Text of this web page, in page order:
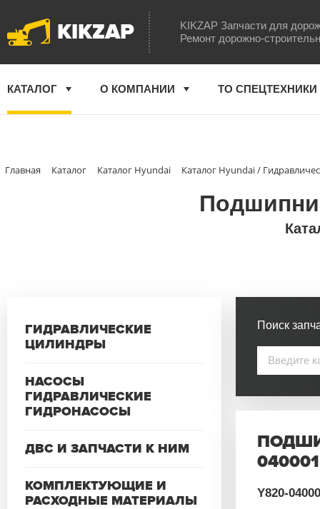
KIKZAP
KIKZAP Запчасти для
Ремонт дорожно-
КАТАЛОГ О КОМПАНИИ ТО СПЕЦТЕХНИКИ
Главная Каталог Каталог Hyundai Каталог Hyundai /
ГИДРАВЛИЧЕСКИЕ
ЦИЛИНДРЫ
НАСОСЫ
ГИДРАВЛИЧЕСКИЕ
ГИДРОНАСОСЫ
ДВС И ЗАПЧАСТИ К НИМ
КОМПЛЕКТУЮЩИЕ И
РАСХОДНЫЕ МАТЕРИАЛЫ
Поиск
040001
Y820-